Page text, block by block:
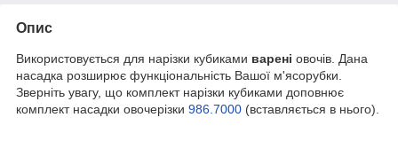
Опис
Використовується для нарізки кубиками варені овочів. Дана
насадка розширює функціональність Вашої м'ясорубки.
Зверніть увагу, що комплект нарізки кубиками доповнює
комплект насадки овочерізки 986.7000 (вставляється в нього).